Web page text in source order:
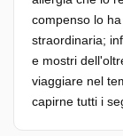
compenso lo
straordinaria;
e mostri
viaggiare nel
capirne tutti i